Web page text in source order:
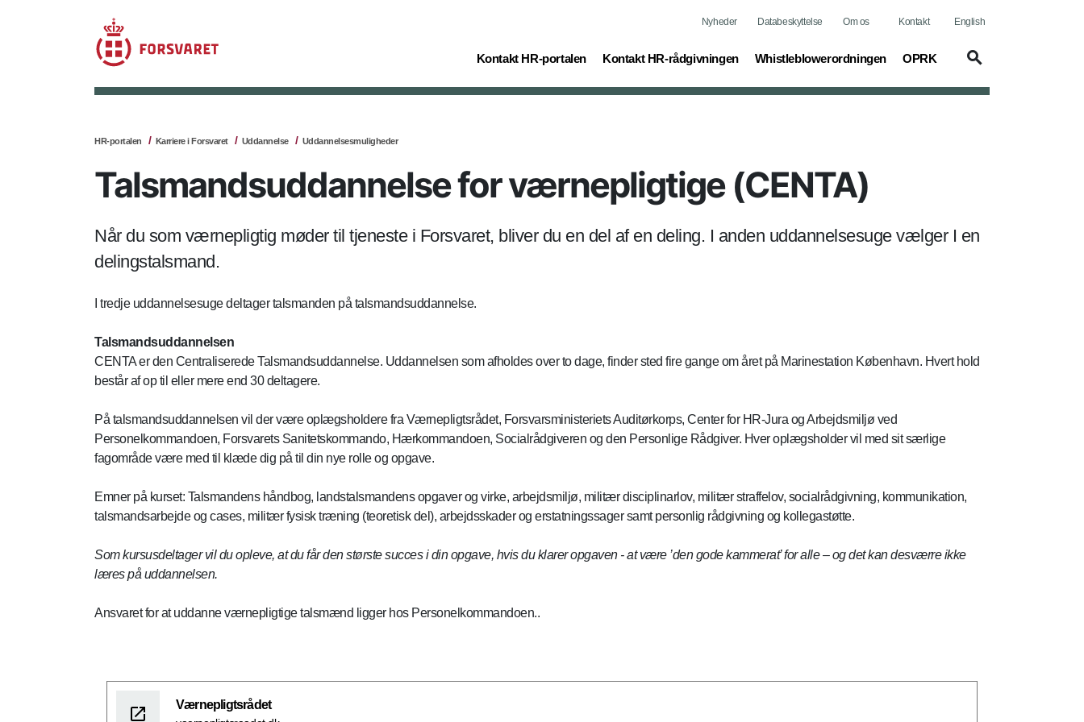
Nyheder Databeskyttelse Om os Kontakt English
Kontakt HR-portalen Kontakt HR-rådgivningen Whistleblowerordningen OPRK
HR-portalen Karriere i Forsvaret Uddannelse Uddannelsesmuligheder
Talsmandsuddannelse for værnepligtige (CENTA)
Når du som værnepligtig møder til tjeneste i Forsvaret, bliver du en del af en deling. I anden uddannelsesuge vælger I en
delingstalsmand.
I tredje uddannelsesuge deltager talsmanden på talsmandsuddannelse.
Talsmandsuddannelsen
CENTA er den Centraliserede Talsmandsuddannelse. Uddannelsen som afholdes over to dage, finder sted fire gange om året på Marinestation København. Hvert hold
består af op til eller mere end 30 deltagere.
På talsmandsuddannelsen vil der være oplægsholdere fra Værnepligtsrådet, Forsvarsministeriets Auditørkorps, Center for HR-Jura og Arbejdsmiljø ved
Personelkommandoen, Forsvarets Sanitetskommando, Hærkommandoen, Socialrådgiveren og den Personlige Rådgiver. Hver oplægsholder vil med sit særlige
fagområde være med til klæde dig på til din nye rolle og opgave.
Emner på kurset: Talsmandens håndbog, landstalsmandens opgaver og virke, arbejdsmiljø, militær disciplinarlov, militær straffelov, socialrådgivning, kommunikation,
talsmandsarbejde og cases, militær fysisk træning (teoretisk del), arbejdsskader og erstatningssager samt personlig rådgivning og kollegastøtte.
Som kursusdeltager vil du opleve, at du får den største succes i din opgave, hvis du klarer opgaven - at være ’den gode kammerat’ for alle – og det kan desværre ikke
læres på uddannelsen.
Ansvaret for at uddanne værnepligtige talsmænd ligger hos Personelkommandoen..
Værnepligtsrådet